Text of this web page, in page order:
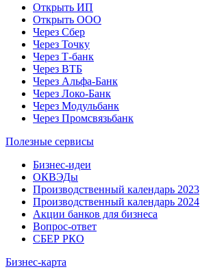
Открыть ИП
Открыть ООО
Через Сбер
Через Точку
Через Т-банк
Через ВТБ
Через Альфа-Банк
Через Локо-Банк
Через Модульбанк
Через Промсвязьбанк
Полезные сервисы
Бизнес-идеи
ОКВЭДы
Производственный календарь 2023
Производственный календарь 2024
Акции банков для бизнеса
Вопрос-ответ
СБЕР РКО
Бизнес-карта